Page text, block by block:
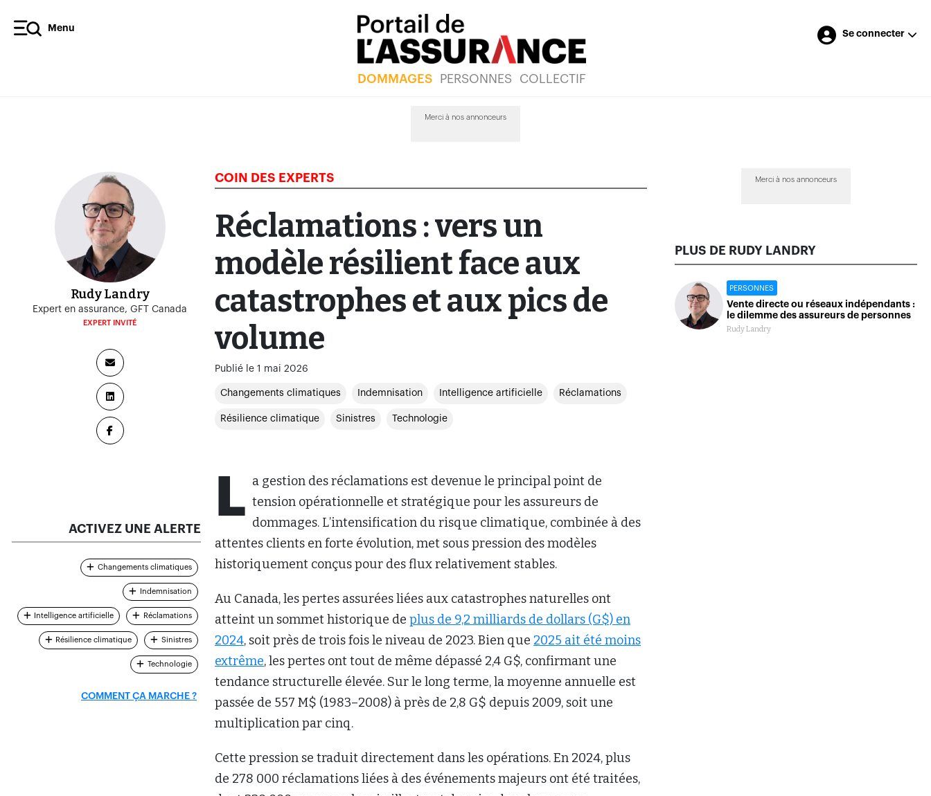
Menu
DOMMAGES PERSONNES COLLECTIF
Se connecter
Merci à nos annonceurs
Rudy Landry
Expert en assurance, GFT Canada
EXPERT INVITÉ
COIN DES EXPERTS
Réclamations : vers un
modèle résilient face aux
catastrophes et aux pics de
volume
Publié le 1 mai 2026
Changements climatiques Indemnisation Intelligence artificielle Réclamations
Résilience climatique Sinistres Technologie
L a gestion des réclamations est devenue le principal point de
tension opérationnelle et stratégique pour les assureurs de
dommages. L’intensification du risque climatique, combinée à des
attentes clients en forte évolution, met sous pression des modèles
historiquement conçus pour des flux relativement stables.
Au Canada, les pertes assurées liées aux catastrophes naturelles ont
atteint un sommet historique de plus de 9,2 milliards de dollars (G$) en
2024, soit près de trois fois le niveau de 2023. Bien que 2025 ait été moins
extrême, les pertes ont tout de même dépassé 2,4 G$, confirmant une
tendance structurelle élevée. Sur le long terme, la moyenne annuelle est
passée de 557 M$ (1983–2008) à près de 2,8 G$ depuis 2009, soit une
multiplication par cinq.
Cette pression se traduit directement dans les opérations. En 2024, plus
de 278 000 réclamations liées à des événements majeurs ont été traitées,
ACTIVEZ UNE ALERTE
Changements climatiques
Indemnisation
Intelligence artificielle Réclamations
Résilience climatique Sinistres
Technologie
COMMENT ÇA MARCHE ?
Merci à nos annonceurs
PLUS DE RUDY LANDRY
PERSONNES
Vente directe ou réseaux indépendants :
le dilemme des assureurs de personnes
Rudy Landry